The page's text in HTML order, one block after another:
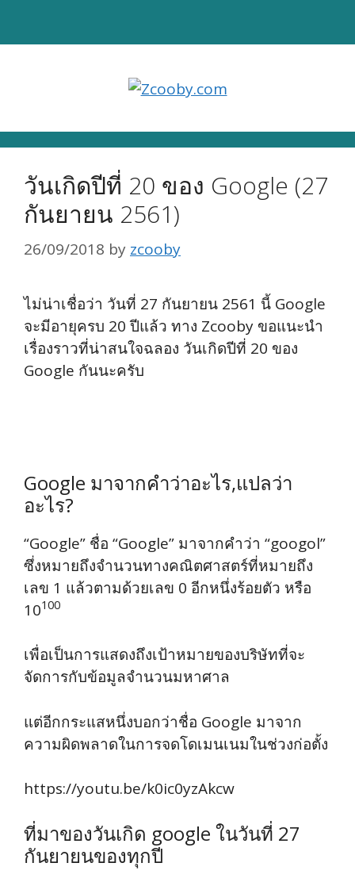
วันเกิดปีที่ 20 ของ Google (27
กันยายน 2561)
26/09/2018 by zcooby
ไม่น่าเชื่อว่า วันที่ 27 กันยายน 2561 นี้ Google
จะมีอายุครบ 20 ปีแล้ว ทาง Zcooby ขอแนะนำ
เรื่องราวที่น่าสนใจฉลอง วันเกิดปีที่ 20 ของ
Google กันนะครับ
Google มาจากคำว่าอะไร,แปลว่า
อะไร?
“Google” ชื่อ “Google” มาจากคำว่า “googol”
ซึ่งหมายถึงจำนวนทางคณิตศาสตร์ที่หมายถึง
เลข 1 แล้วตามด้วยเลข 0 อีกหนึ่งร้อยตัว หรือ
10100
เพื่อเป็นการแสดงถึงเป้าหมายของบริษัทที่จะ
จัดการกับข้อมูลจำนวนมหาศาล
แต่อีกกระแสหนึ่งบอกว่าชื่อ Google มาจาก
ความผิดพลาดในการจดโดเมนเนมในช่วงก่อตั้ง
https://youtu.be/k0ic0yzAkcw
ที่มาของวันเกิด google ในวันที่ 27
กันยายนของทุกปี